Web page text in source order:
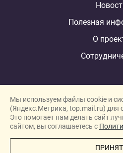
Полезная
О
New homes
New homes
Мы используем файлы cookie и
(Яндекс.Метрика, top.mail.ru) для
Это помогает нам делать сайт
сайтом, вы соглашаетесь с